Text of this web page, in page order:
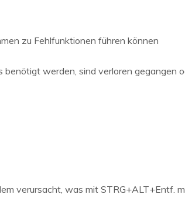
zu Fehlfunktionen führen können
werden, sind verloren gegangen
verursacht, was mit STRG+ALT+Entf.